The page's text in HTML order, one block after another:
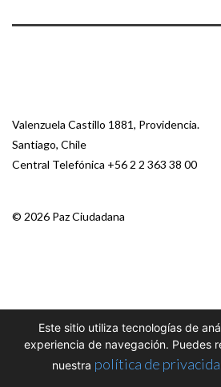
Valenzuela Castillo 1881, Providencia.
Santiago, Chile
Central Telefónica +56 2 2 363 38 00
© 2026 Paz Ciudadana
Este sitio utiliza tecnologías de
experiencia de navegación. Puedes
nuestra política de